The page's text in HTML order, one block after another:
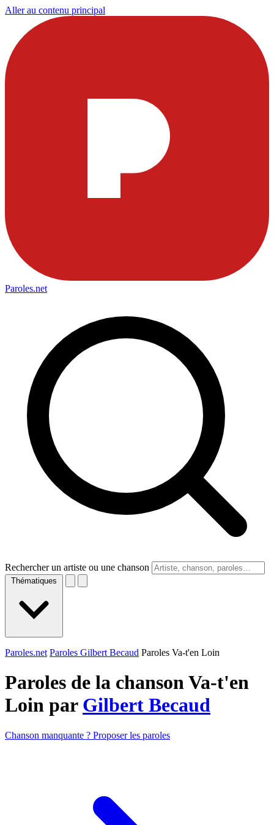
Aller au contenu principal
Paroles.net
Rechercher un artiste ou une chanson
Thématiques
Paroles.net Paroles Gilbert Becaud Paroles Va-t'en Loin
Paroles de la chanson Va-t'en
Loin par Gilbert Becaud
Chanson manquante ? Proposer les paroles